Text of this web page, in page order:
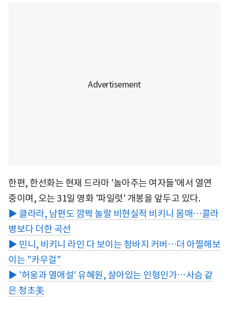
한편, 한선화는 현재 드라마 '놀아주는 여자들'에서 열연
중이며, 오는 31일 영화 '파일럿' 개봉을 앞두고 있다.
▶ 클라라, 남편도 깜짝 놀랄 비현실적 비키니 몸매…콜라
병보다 더한 곡선
▶ 민니, 비키니 라인 다 보이는 청바지 커버…더 아찔해보
이는 "카우걸"
▶ '허웅과 열애설' 유혜원, 살아있는 인형인가…사슴 같
은 청초美